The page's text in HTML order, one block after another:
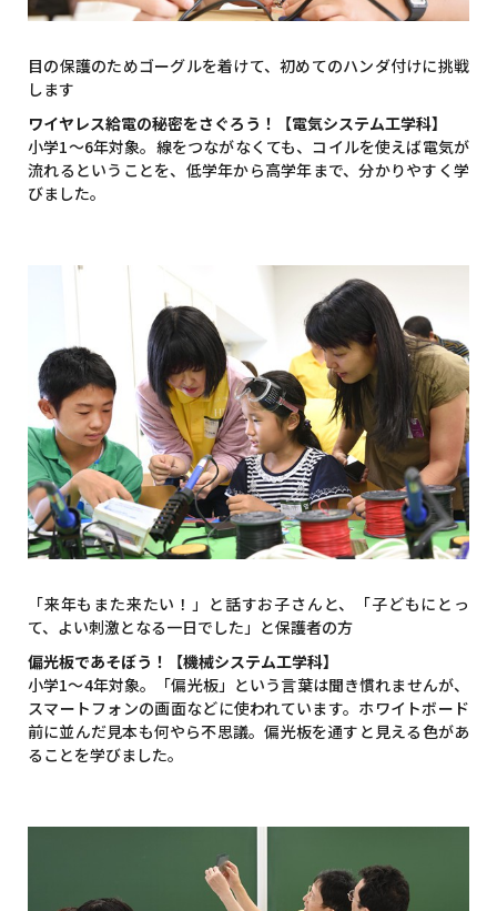
目の保護のためゴーグルを着けて、初めてのハンダ付けに挑戦
します
ワイヤレス給電の秘密をさぐろう！【電気システム工学科】
小学1～6年対象。線をつながなくても、コイルを使えば電気が
流れるということを、低学年から高学年まで、分かりやすく学
びました。
「来年もまた来たい！」と話すお子さんと、「子どもにとっ
て、よい刺激となる一日でした」と保護者の方
偏光板であそぼう！【機械システム工学科】
小学1～4年対象。「偏光板」という言葉は聞き慣れませんが、
スマートフォンの画面などに使われています。ホワイトボード
前に並んだ見本も何やら不思議。偏光板を通すと見える色があ
ることを学びました。